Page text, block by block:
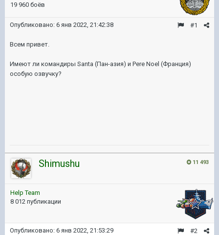
19 960 боёв
#1
Опубликовано: 6 янв 2022, 21:42:38
Всем привет.
Имеют ли командиры Santa (Пан-азия) и Pere Noel (Франция)
особую озвучку?
11 493
Shimushu
Help Team
8 012 публикации
#2
Опубликовано: 6 янв 2022, 21:53:29